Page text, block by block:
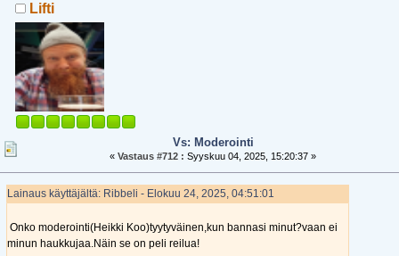
Lifti
Vs: Moderointi
«Vastaus #712 : Syyskuu 04, 2025, 15:20:37 »
Lainaus käyttäjältä: Ribbeli - Elokuu 24, 2025, 04:51:01
Onko moderointi(Heikki Koo)tyytyväinen,kun bannasi minut?vaan ei
minun haukkujaa.Näin se on peli reilua!